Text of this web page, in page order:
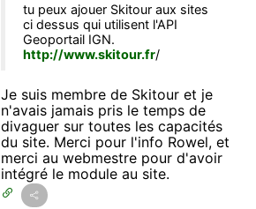
tu peux ajouer Skitour aux sites
ci dessus qui utilisent l'API
Geoportail IGN.
http://www.skitour.fr/
Je suis membre de Skitour et je
n'avais jamais pris le temps de
divaguer sur toutes les capacités
du site. Merci pour l'info Rowel, et
merci au webmestre pour d'avoir
intégré le module au site.